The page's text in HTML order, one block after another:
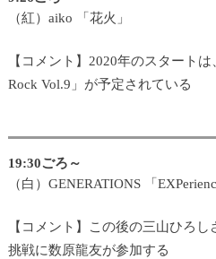
（紅）aiko 「花火」
【コメント】2020年のスタート
Rock Vol.9」が予定されている
19:30ごろ～
（白）GENERATIONS 「
【コメント】この後の三山ひろ
挑戦に数原龍友が参加する